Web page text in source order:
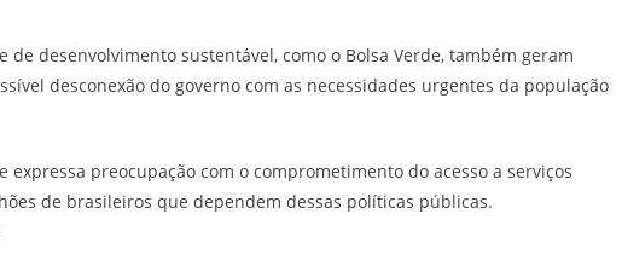
de desenvolvimento sustentável, como o Bolsa Verde, também geram
desconexão do governo com as necessidades urgentes da população
expressa preocupação com o comprometimento do acesso a serviços
de brasileiros que dependem dessas políticas públicas.